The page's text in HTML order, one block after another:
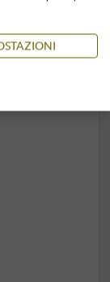
3 unitàdisponibile